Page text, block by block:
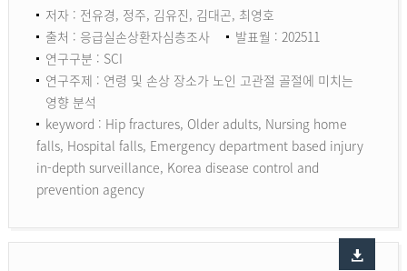
저자 : 전유경, 정주, 김유진, 김대곤, 최영호
출처 : 응급실손상환자심층조사
발표월 : 202511
연구구분 : SCI
연구주제 : 연령 및 손상 장소가 노인 고관절 골절에 미치는
영향 분석
keyword : Hip fractures, Older adults, Nursing home
falls, Hospital falls, Emergency department based injury
in-depth surveillance, Korea disease control and
prevention agency